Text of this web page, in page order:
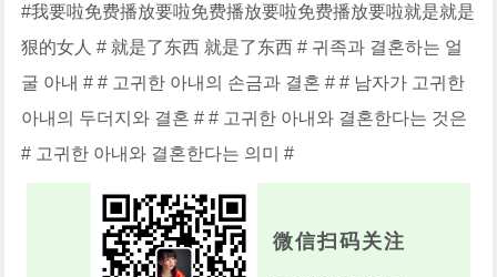
#我要啦免费播放要啦免费播放要啦免费播放要啦就是就是
狠的女人 # 就是了东西 就是了东西 # 귀족과 결혼하는 얼
굴 아내 # # 고귀한 아내의 손금과 결혼 # # 남자가 고귀한
아내의 두더지와 결혼 # # 고귀한 아내와 결혼한다는 것은
# 고귀한 아내와 결혼한다는 의미 #
微信扫码关注